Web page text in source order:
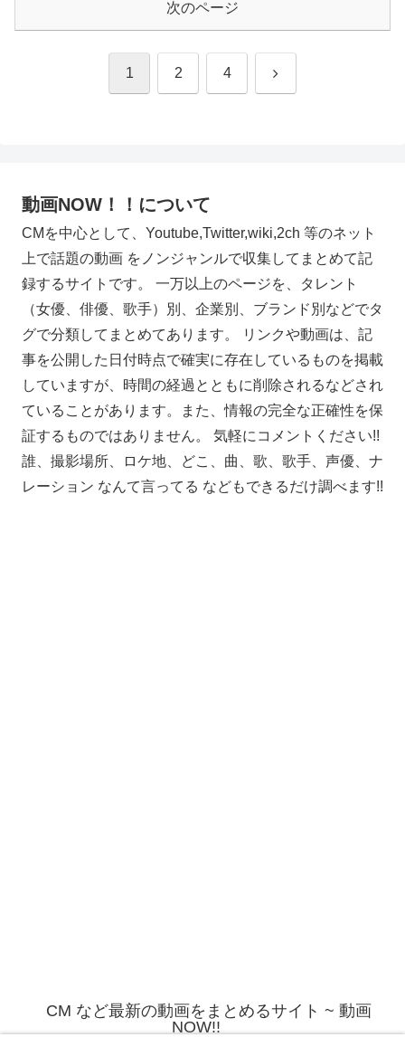
次のページ
1 2 4 次
動画NOW！！について
CMを中心として、Youtube,Twitter,wiki,2ch 等のネット
上で話題の動画 をノンジャンルで収集してまとめて記
録するサイトです。 一万以上のページを、タレント
（女優、俳優、歌手）別、企業別、ブランド別などでタ
グで分類してまとめてあります。 リンクや動画は、記
事を公開した日付時点で確実に存在しているものを掲載
していますが、時間の経過とともに削除されるなどされ
ていることがあります。また、情報の完全な正確性を保
証するものではありません。 気軽にコメントください!!
誰、撮影場所、ロケ地、どこ、曲、歌、歌手、声優、ナ
レーション なんて言ってる などもできるだけ調べます!!
CM など最新の動画をまとめるサイト ~ 動画
NOW!!